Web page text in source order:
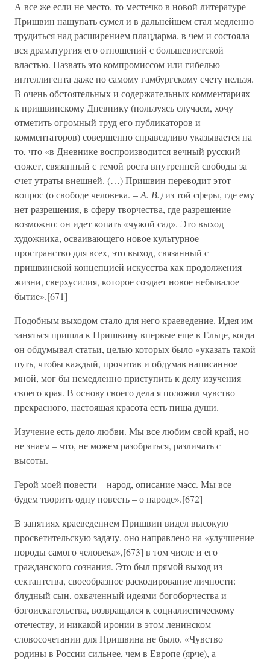
А все же если не место, то местечко в новой литературе
Пришвин нащупать сумел и в дальнейшем стал медленно
трудиться над расширением плацдарма, в чем и состояла
вся драматургия его отношений с большевистской
властью. Назвать это компромиссом или гибелью
интеллигента даже по самому гамбургскому счету нельзя.
В очень обстоятельных и содержательных комментариях
к пришвинскому Дневнику (пользуясь случаем, хочу
отметить огромный труд его публикаторов и
комментаторов) совершенно справедливо указывается на
то, что «в Дневнике воспроизводится вечный русский
сюжет, связанный с темой роста внутренней свободы за
счет утраты внешней. (…) Пришвин переводит этот
вопрос (о свободе человека. –А. В.)из той сферы, где ему
нет разрешения, в сферу творчества, где разрешение
возможно: он идет копать «чужой сад». Это выход
художника, осваивающего новое культурное
пространство для всех, это выход, связанный с
пришвинской концепцией искусства как продолжения
жизни, сверхусилия, которое создает новое небывалое
бытие».[671]
Подобным выходом стало для него краеведение. Идея им
заняться пришла к Пришвину впервые еще в Ельце, когда
он обдумывал статьи, целью которых было «указать такой
путь, чтобы каждый, прочитав и обдумав написанное
мной, мог бы немедленно приступить к делу изучения
своего края. В основу своего дела я положил чувство
прекрасного, настоящая красота есть пища души.
Изучение есть дело любви. Мы все любим свой край, но
не знаем – что, не можем разобраться, различать с
высоты.
Герой моей повести – народ, описание масс. Мы все
будем творить одну повесть – о народе».[672]
В занятиях краеведением Пришвин видел высокую
просветительскую задачу, оно направлено на «улучшение
породы самого человека»,[673] в том числе и его
гражданского сознания. Это был прямой выход из
сектантства, своеобразное раскодирование личности:
блудный сын, охваченный идеями богоборчества и
богоискательства, возвращался к социалистическому
отечеству, и никакой иронии в этом ленинском
словосочетании для Пришвина не было. «Чувство
родины в России сильнее, чем в Европе (ярче), а